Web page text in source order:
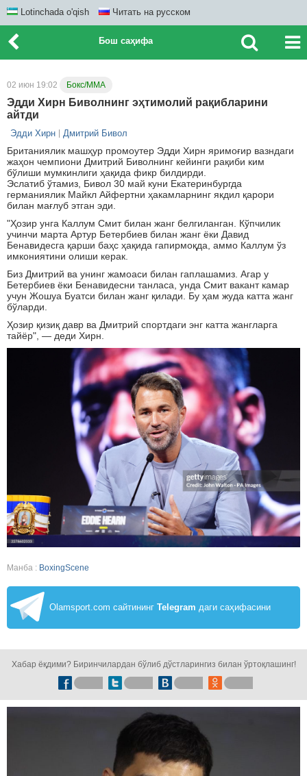
Lotinchada o'qish Читать на русском
Бош саҳифа
02 июн 19:02 Бокс/ММА
Эдди Хирн Биволнинг эҳтимолий рақибларини
айтди
Эдди Хирн Дмитрий Бивол
Британиялик машҳур промоутер Эдди Хирн яримоғир вазндаги
жаҳон чемпиони Дмитрий Биволнинг кейинги рақиби ким
бўлиши мумкинлиги ҳақида фикр билдирди.
Эслатиб ўтамиз, Бивол 30 май куни Екатеринбургда
германиялик Майкл Айфертни ҳакамларнинг якдил қарори
билан мағлуб этган эди.
"Ҳозир унга Каллум Смит билан жанг белгиланган. Кўпчилик
учинчи марта Артур Бетербиев билан жанг ёки Давид
Бенавидесга қарши баҳс ҳақида гапирмоқда, аммо Каллум ўз
имкониятини олиши керак.
Биз Дмитрий ва унинг жамоаси билан гаплашамиз. Агар у
Бетербиев ёки Бенавидесни танласа, унда Смит вакант камар
учун Жошуа Буатси билан жанг қилади. Бу ҳам жуда катта жанг
бўларди.
Ҳозир қизиқ давр ва Дмитрий спортдаги энг катта жангларга
тайёр", — деди Хирн.
Манба : BoxingScene
Olamsport.com сайтининг Telegram даги саҳифасини
Хабар ёқдими? Биринчилардан бўлиб дўстларингиз билан ўртоқлашинг!